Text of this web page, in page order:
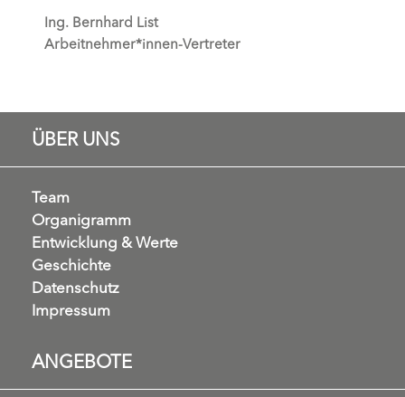
Ing. Bernhard List
Arbeitnehmer*innen-Vertreter
ÜBER UNS
Team
Organigramm
Entwicklung & Werte
Geschichte
Datenschutz
Impressum
ANGEBOTE